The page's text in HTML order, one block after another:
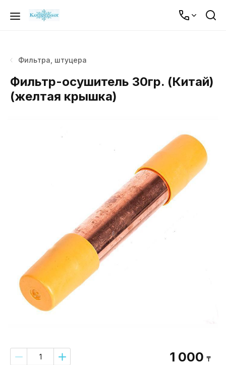
Фильтра, штуцера
Фильтр-осушитель 30гр. (Китай)
(желтая крышка)
1 000 ₸